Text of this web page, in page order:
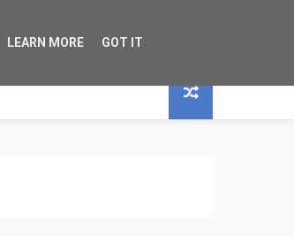
LEARN MORE GOT IT